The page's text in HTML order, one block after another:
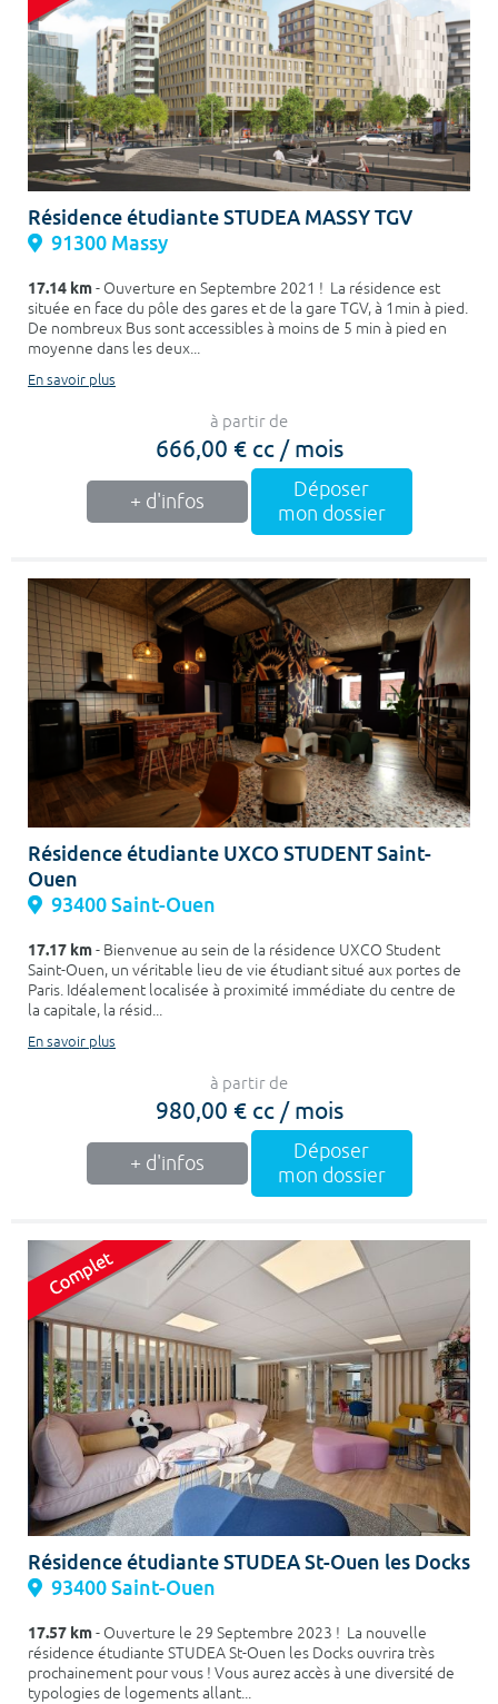
Résidence étudiante STUDEA MASSY TGV
91300 Massy
17.14 km- Ouverture en Septembre 2021 ! La résidence est
située en face du pôle des gares et de la gare TGV, à 1min à pied.
De nombreux Bus sont accessibles à moins de 5 min à pied en
moyenne dans les deux...
En savoir plus
à partir de
666,00 € cc / mois
+ d'infos
Déposer
mon dossier
Résidence étudiante UXCO STUDENT Saint-
Ouen
93400 Saint-Ouen
17.17 km- Bienvenue au sein de la résidence UXCO Student
Saint-Ouen, un véritable lieu de vie étudiant situé aux portes de
Paris. Idéalement localisée à proximité immédiate du centre de
la capitale, la résid...
En savoir plus
à partir de
980,00 € cc / mois
+ d'infos
Déposer
mon dossier
Résidence étudiante STUDEA St-Ouen les Docks
93400 Saint-Ouen
17.57 km- Ouverture le 29 Septembre 2023 ! La nouvelle
résidence étudiante STUDEA St-Ouen les Docks ouvrira très
prochainement pour vous ! Vous aurez accès à une diversité de
typologies de logements allant...